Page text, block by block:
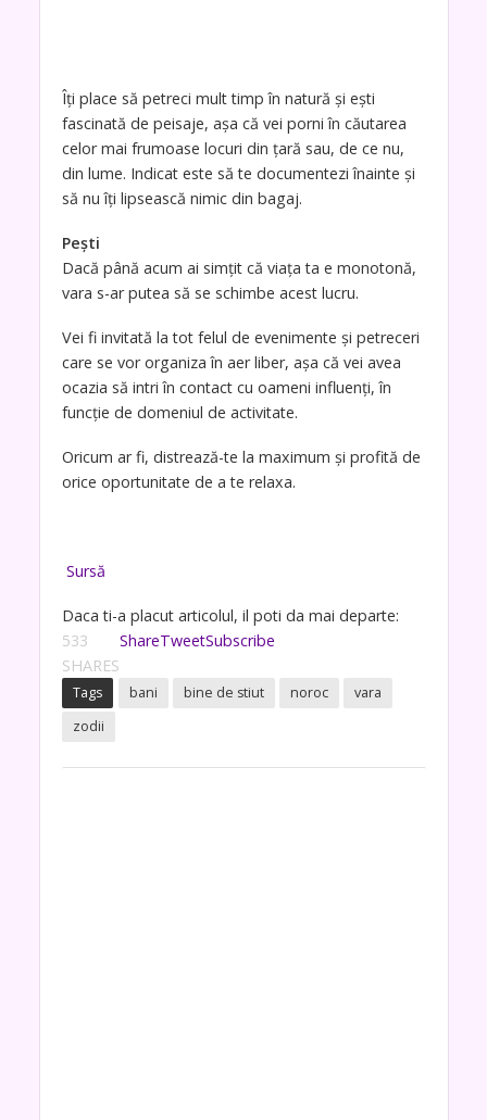
Îţi place să petreci mult timp în natură şi eşti
fascinată de peisaje, aşa că vei porni în căutarea
celor mai frumoase locuri din ţară sau, de ce nu,
din lume. Indicat este să te documentezi înainte şi
să nu îţi lipsească nimic din bagaj.
Peşti
Dacă până acum ai simţit că viaţa ta e monotonă,
vara s-ar putea să se schimbe acest lucru.
Vei fi invitată la tot felul de evenimente şi petreceri
care se vor organiza în aer liber, aşa că vei avea
ocazia să intri în contact cu oameni influenţi, în
funcţie de domeniul de activitate.
Oricum ar fi, distrează-te la maximum şi profită de
orice oportunitate de a te relaxa.
Sursă
Daca ti-a placut articolul, il poti da mai departe:
533
SHARES
ShareTweetSubscribe
Tags bani bine de stiut noroc
vara
zodii